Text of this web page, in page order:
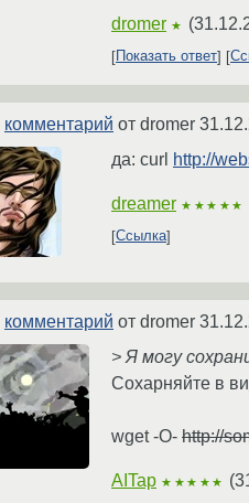
dromer ★ (
Показать ответ
комментарий от dromer
да: curl http://
dreamer ★★★★★
Ссылка
комментарий от dromer
> Я могу
Сохарняйте в
wget -O- http://
AITap ★★★★★ (